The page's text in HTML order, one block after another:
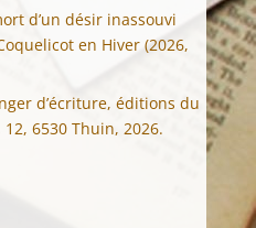
d’un désir inassouvi
en Hiver (2026,
d’écriture, éditions du
6530 Thuin, 2026.